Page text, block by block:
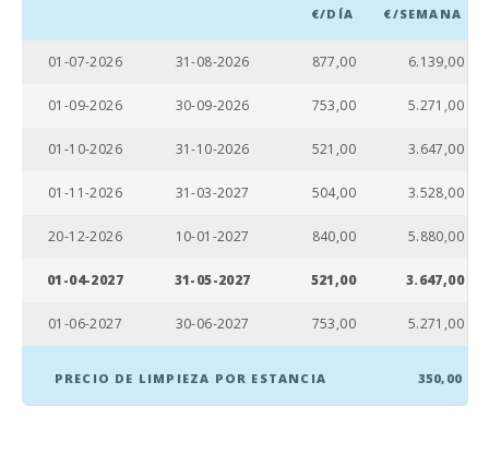
9,4
20,6
11,0
23,3
12,0
5,3
1,3
Playa Cala Marsal (m): 200
€/DÍA €/SEMANA
01-07-2026 31-08-2026 877,00 6.139,00
01-09-2026 30-09-2026 753,00 5.271,00
01-10-2026 31-10-2026 521,00 3.647,00
01-11-2026 31-03-2027 504,00 3.528,00
20-12-2026 10-01-2027 840,00 5.880,00
01-04-2027 31-05-2027 521,00 3.647,00
01-06-2027 30-06-2027 753,00 5.271,00
PRECIO DE LIMPIEZA POR ESTANCIA 350,00